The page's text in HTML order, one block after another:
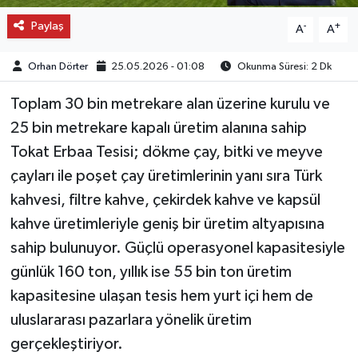
Paylaş A- A+
Orhan Dörter 25.05.2026 - 01:08 Okunma Süresi: 2 Dk
Toplam 30 bin metrekare alan üzerine kurulu ve
25 bin metrekare kapalı üretim alanına sahip
Tokat Erbaa Tesisi; dökme çay, bitki ve meyve
çayları ile poşet çay üretimlerinin yanı sıra Türk
kahvesi, filtre kahve, çekirdek kahve ve kapsül
kahve üretimleriyle geniş bir üretim altyapısına
sahip bulunuyor. Güçlü operasyonel kapasitesiyle
günlük 160 ton, yıllık ise 55 bin ton üretim
kapasitesine ulaşan tesis hem yurt içi hem de
uluslararası pazarlara yönelik üretim
gerçekleştiriyor.